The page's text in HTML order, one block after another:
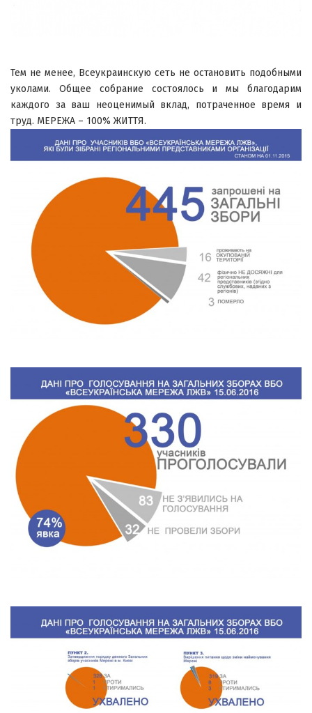
Тем не менее, Всеукраинскую сеть не остановить подобными
уколами. Общее собрание состоялось и мы благодарим
каждого за ваш неоценимый вклад, потраченное время и
труд. МЕРЕЖА – 100% ЖИТТЯ.